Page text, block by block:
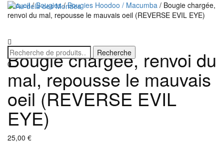
0
Accueil/Bougies/Bougies Hoodoo / Macumba / Bougie chargée,
renvoi du mal, repousse le mauvais oeil (REVERSE EVIL EYE)
Bougie chargée, renvoi du
mal, repousse le mauvais
oeil (REVERSE EVIL
EYE)
25,00 €